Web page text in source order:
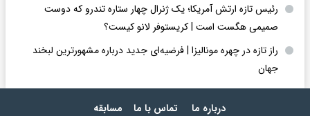
رئیس تازه ارتش آمریکا؛ یک ژنرال چهار ستاره تندرو که دوست
صمیمی هگست است | کریستوفر لانو کیست؟
راز تازه در چهره مونالیزا | فرضیه‌ای جدید درباره مشهورترین لبخند
جهان
درباره ما تماس با ما مسابقه